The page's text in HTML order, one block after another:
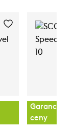
Garance
ceny